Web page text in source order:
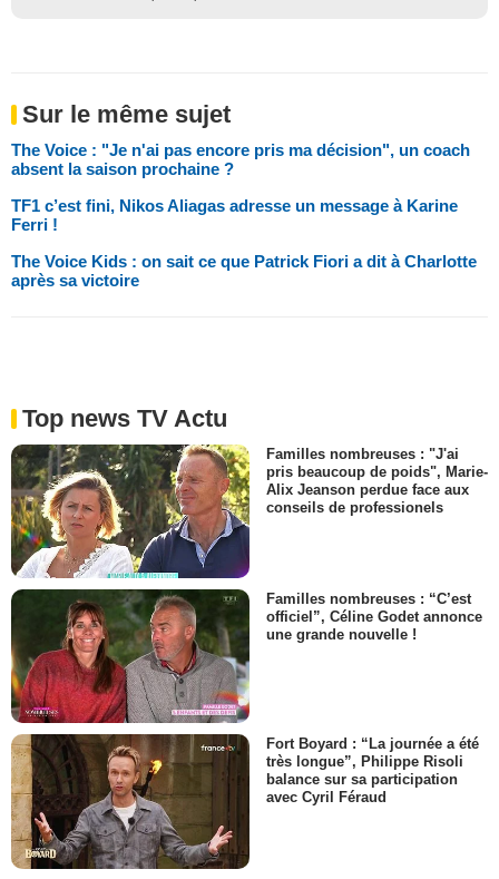
Sur le même sujet
The Voice : "Je n'ai pas encore pris ma décision", un coach
absent la saison prochaine ?
TF1 c’est fini, Nikos Aliagas adresse un message à Karine
Ferri !
The Voice Kids : on sait ce que Patrick Fiori a dit à Charlotte
après sa victoire
Top news TV Actu
Familles nombreuses : "J'ai
pris beaucoup de poids", Marie-
Alix Jeanson perdue face aux
conseils de professionels
Familles nombreuses : “C’est
officiel”, Céline Godet annonce
une grande nouvelle !
Fort Boyard : “La journée a été
très longue”, Philippe Risoli
balance sur sa participation
avec Cyril Féraud